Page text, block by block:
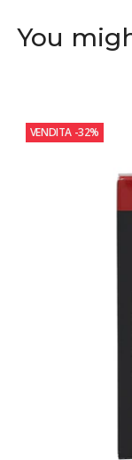
You
VENDITA -32%